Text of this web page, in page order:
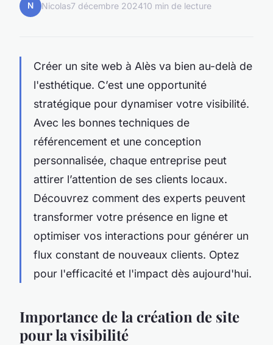
N Nicolas7 décembre 202410 min de lecture
Créer un site web à Alès va bien au-delà de
l'esthétique. C’est une opportunité
stratégique pour dynamiser votre visibilité.
Avec les bonnes techniques de
référencement et une conception
personnalisée, chaque entreprise peut
attirer l’attention de ses clients locaux.
Découvrez comment des experts peuvent
transformer votre présence en ligne et
optimiser vos interactions pour générer un
flux constant de nouveaux clients. Optez
pour l'efficacité et l'impact dès aujourd'hui.
Importance de la création de site
pour la visibilité